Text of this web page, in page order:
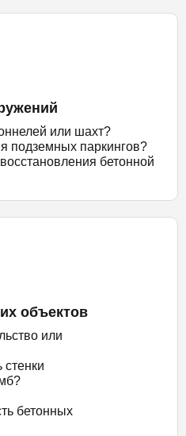
или шахт?
подземных паркингов?
бетонной
объектов
или
стенки
бетонных